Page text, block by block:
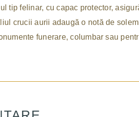
tip felinar, cu capac protector,
crucii aurii adaugă o notă de
funerare, columbar sau